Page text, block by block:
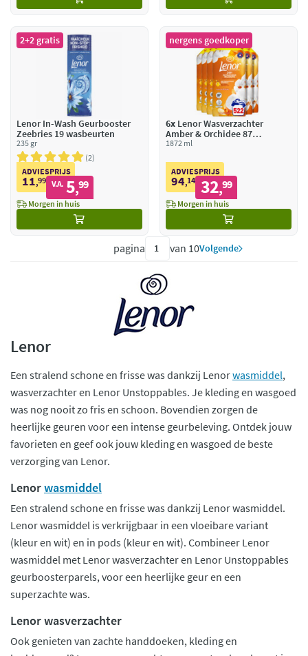
2+2 gratis
Lenor In-Wash Geurbooster
Zeebries 19 wasbeurten
235 gr
2
ADVIESPRIJS
11,99 V.A. 5,99
Morgen in huis
nergens goedkoper
6xLenor Wasverzachter
Amber & Orchidee 87
Wasbeurten
1872 ml
ADVIESPRIJS
94,14 32,99
Morgen in huis
pagina van 10Volgende
Lenor
Een stralend schone en frisse was dankzij Lenorwasmiddel,
wasverzachter en Lenor Unstoppables. Je kleding en wasgoed
was nog nooit zo fris en schoon. Bovendien zorgen de
heerlijke geuren voor een intense geurbeleving. Ontdek jouw
favorieten en geef ook jouw kleding en wasgoed de beste
verzorging van Lenor.
Lenorwasmiddel
Een stralend schone en frisse was dankzij Lenor wasmiddel.
Lenor wasmiddel is verkrijgbaar in een vloeibare variant
(kleur en wit) en in pods (kleur en wit). Combineer Lenor
wasmiddel met Lenor wasverzachter en Lenor Unstoppables
geurboosterparels, voor een heerlijke geur en een
superzachte was.
Lenor wasverzachter
Ook genieten van zachte handdoeken, kleding en